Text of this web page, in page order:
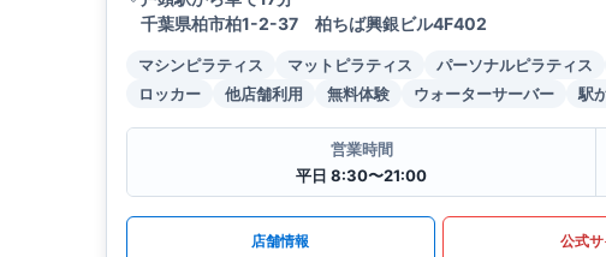
千葉県柏市柏1-2-37 柏ちば興銀ビル4F402
マシンピラティス マットピラティス パーソナルピラティス
ロッカー
他店舗利用 無料体験 ウォーターサーバー 駅
営業時間
平日 8:30〜21:00
店舗情報 公式サ